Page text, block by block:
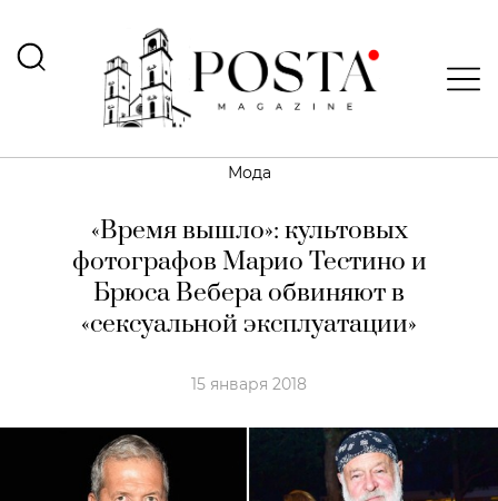
Мода
«Время вышло»: культовых
фотографов Марио Тестино и
Брюса Вебера обвиняют в
«сексуальной эксплуатации»
15 января 2018